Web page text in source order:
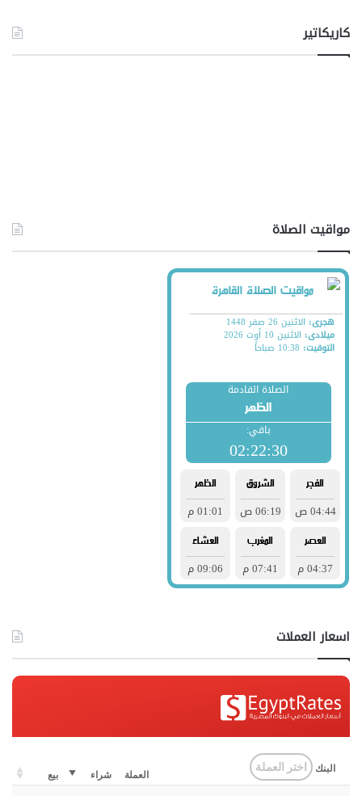
كاريكاتير
مواقيت الصلاة
اسعار العملات